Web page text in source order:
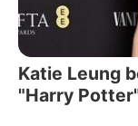
Katie Leung
"Harry